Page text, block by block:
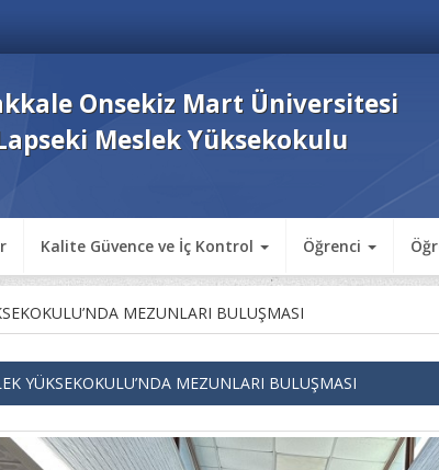
Onsekiz Mart Üniversitesi
Meslek Yüksekokulu
Kalite Güvence ve İç Kontrol Öğrenci
MEZUNLARI BULUŞMASI
YÜKSEKOKULU’NDA MEZUNLARI BULUŞMASI